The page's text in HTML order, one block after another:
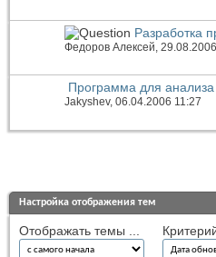
Разработка
Федоров Алексей ,
Программа для анализа
Jakyshev, 06.04.2006 11:27
Настройка отображения тем
Отображать темы ...